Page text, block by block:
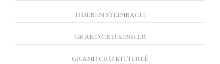
HUEBEN STEINBACH
GRAND CRU KESSLER
GRAND CRU KITTERLÉ